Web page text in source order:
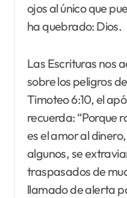
ojos al único que
ha quebrado: Dios.
Las Escrituras nos
sobre los peligros
Timoteo 6:10, el
recuerda: “Porque
es el amor al
algunos, se
traspasados de
llamado de alerta